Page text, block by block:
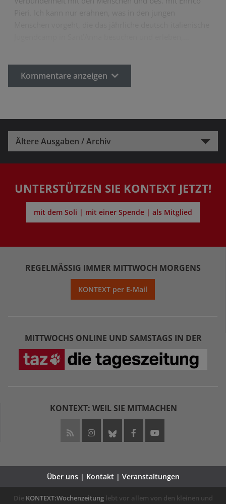
Kommentare anzeigen
Ältere Ausgaben / Archiv
UNTERSTÜTZEN SIE KONTEXT JETZT!
mit dem Soli | mit einer Spende | als Mitglied
REGELMÄSSIG IMMER MITTWOCH MORGENS
KONTEXT per E-Mail
MITTWOCHS ONLINE UND SAMSTAGS IN DER
KONTEXT: WEIL SIE MITMACHEN
Über uns | Kontakt | Veranstaltungen
Die KONTEXT:Wochenzeitunglebt vor allem von den kleinen und